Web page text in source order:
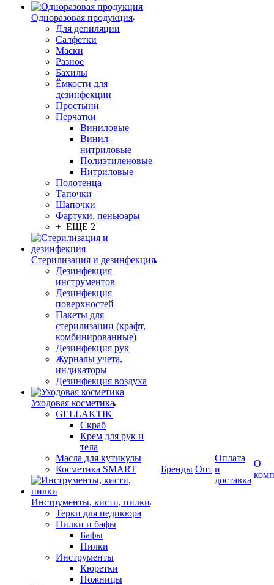
Одноразовая продукция
Для депиляции
Салфетки
Маски
Разное
Бахилы
Ёмкости для
дезинфекции
Простыни
Перчатки
Виниловые
Винил-
нитриловые
Полиэтиленовые
Нитриловые
Полотенца
Тапочки
Шапочки
Фартуки, пеньюары
+ ЕЩЕ 2
Стерилизация и дезинфекция
Дезинфекция
инструментов
Дезинфекция
поверхностей
Пакеты для
стерилизации (крафт,
комбинированные)
Дезинфекция рук
Журналы учета,
индикаторы
Дезинфекция воздуха
Уходовая косметика
GELLAKTIK
Скраб
Крем для рук и
тела
Масла для кутикулы
Косметика SMART
Инструменты, кисти, пилки
Терки для педикюра
Пилки и бафы
Бафы
Пилки
Инструменты
Кюретки
Ножницы
Бренды Опт
Оплата
и
доставка
О